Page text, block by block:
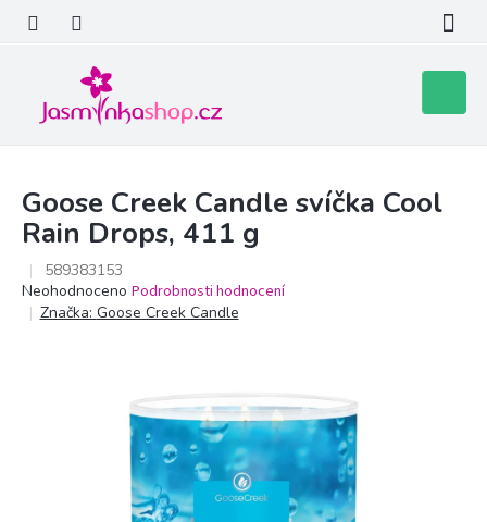
obsah
košík
Goose Creek Candle svíčka Cool
Rain Drops, 411 g
589383153
Průměrné
hodnocení
Neohodnoceno Podrobnosti hodnocení
Značka: Goose Creek Candle